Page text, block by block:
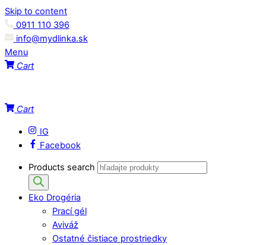
Skip to content
0911 110 396
info@mydlinka.sk
Menu
Cart
Cart
IG
Facebook
Products search
Eko Drogéria
Prací gél
Aviváž
Ostatné čistiace prostriedky